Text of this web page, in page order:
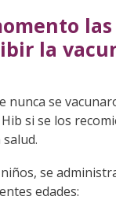
la
nunca se
si se los
se
edades: